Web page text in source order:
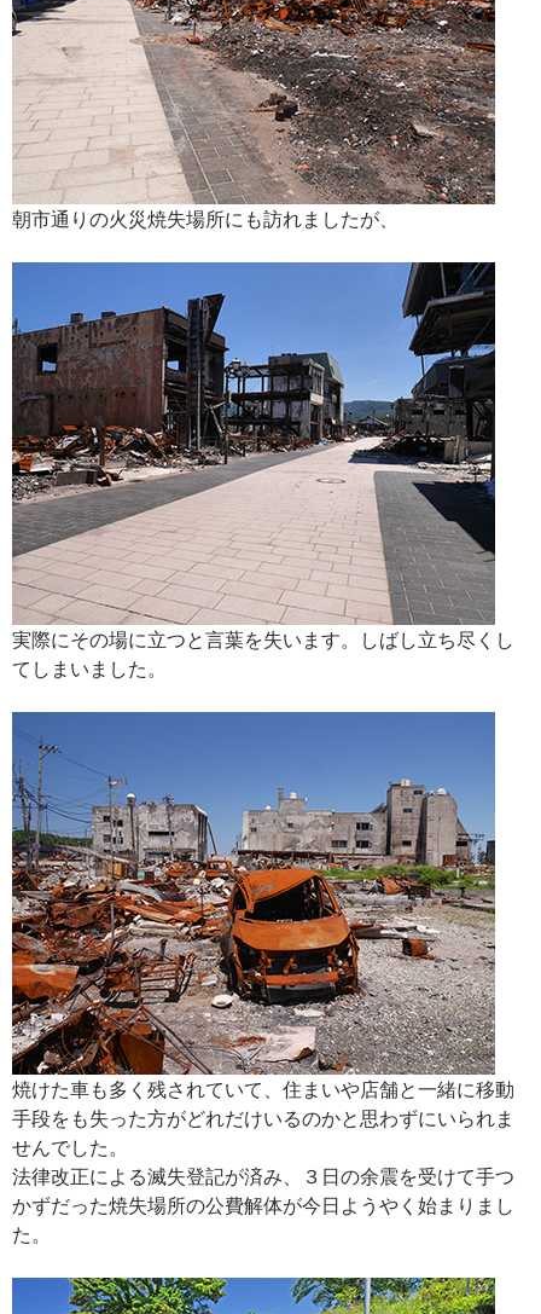
朝市通りの火災焼失場所にも訪れましたが、
実際にその場に立つと言葉を失います。しばし立ち尽くし
てしまいました。
焼けた車も多く残されていて、住まいや店舗と一緒に移動
手段をも失った方がどれだけいるのかと思わずにいられま
せんでした。
法律改正による滅失登記が済み、３日の余震を受けて手つ
かずだった焼失場所の公費解体が今日ようやく始まりまし
た。